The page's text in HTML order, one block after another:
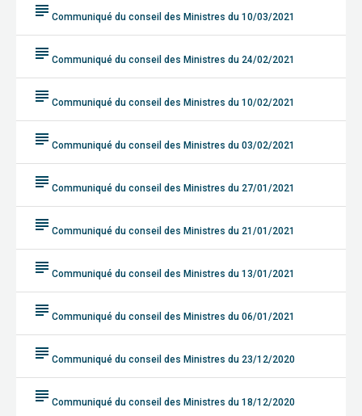
subject Communiqué du conseil des Ministres du 10/03/2021
subject Communiqué du conseil des Ministres du 24/02/2021
subject Communiqué du conseil des Ministres du 10/02/2021
subject Communiqué du conseil des Ministres du 03/02/2021
subject Communiqué du conseil des Ministres du 27/01/2021
subject Communiqué du conseil des Ministres du 21/01/2021
subject Communiqué du conseil des Ministres du 13/01/2021
subject Communiqué du conseil des Ministres du 06/01/2021
subject Communiqué du conseil des Ministres du 23/12/2020
subject Communiqué du conseil des Ministres du 18/12/2020